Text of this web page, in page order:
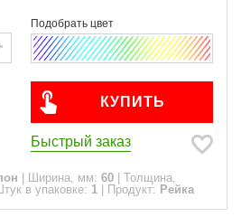
КУПИТЬ
Быстрый заказ
Ширина, мм: 60
Толщина,
Штук в упаковке: 1 Продукт: Рейка